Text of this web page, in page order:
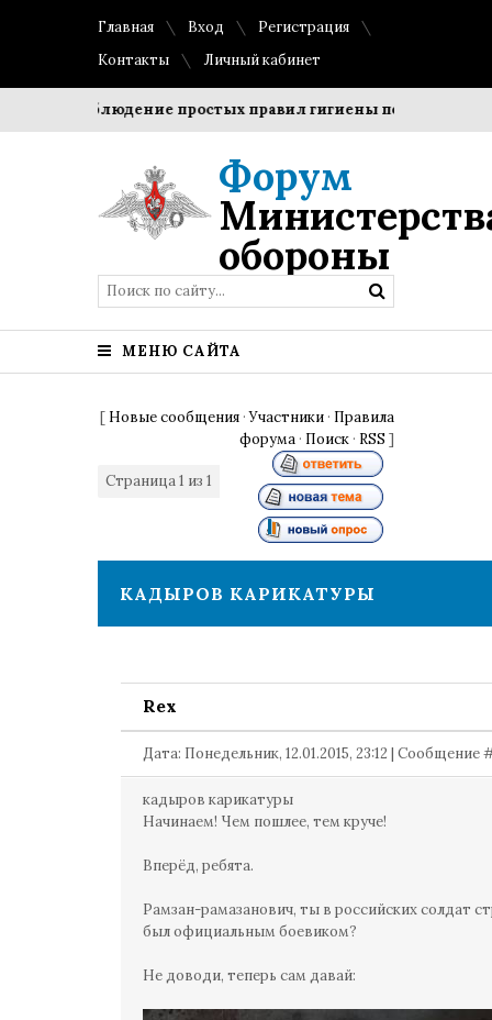
Главная Вход
Регистрация
Контакты
Личный кабинет
Соблюдение простых правил гигиены помогает
Форум
обороны
МЕНЮ САЙТА
[ Новые сообщения ·Участники · Правила
форума · Поиск · RSS ]
Страница1 из 1
КАДЫРОВ КАРИКАТУРЫ
Rex
Дата: Понедельник, 12.01.2015, 23:12 | Сообщение
кадыров карикатуры
Начинаем! Чем пошлее, тем круче!
Вперёд, ребята.
Рамзан-рамазанович, ты в российских солдат
был официальным боевиком?
Не доводи, теперь сам давай: